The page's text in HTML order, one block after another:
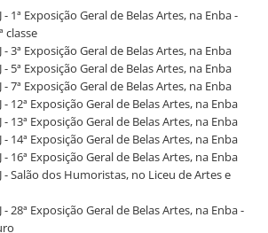
- 1ª Exposição Geral de Belas Artes, na Enba -
classe
- 3ª Exposição Geral de Belas Artes, na Enba
- 5ª Exposição Geral de Belas Artes, na Enba
- 7ª Exposição Geral de Belas Artes, na Enba
- 12ª Exposição Geral de Belas Artes, na Enba
- 13ª Exposição Geral de Belas Artes, na Enba
- 14ª Exposição Geral de Belas Artes, na Enba
- 16ª Exposição Geral de Belas Artes, na Enba
- Salão dos Humoristas, no Liceu de Artes e
- 28ª Exposição Geral de Belas Artes, na Enba -